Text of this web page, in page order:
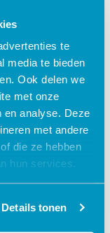
te
media te bieden
Ook delen we
met onze
en analyse. Deze
met andere
die ze hebben
hun services.
Details tonen